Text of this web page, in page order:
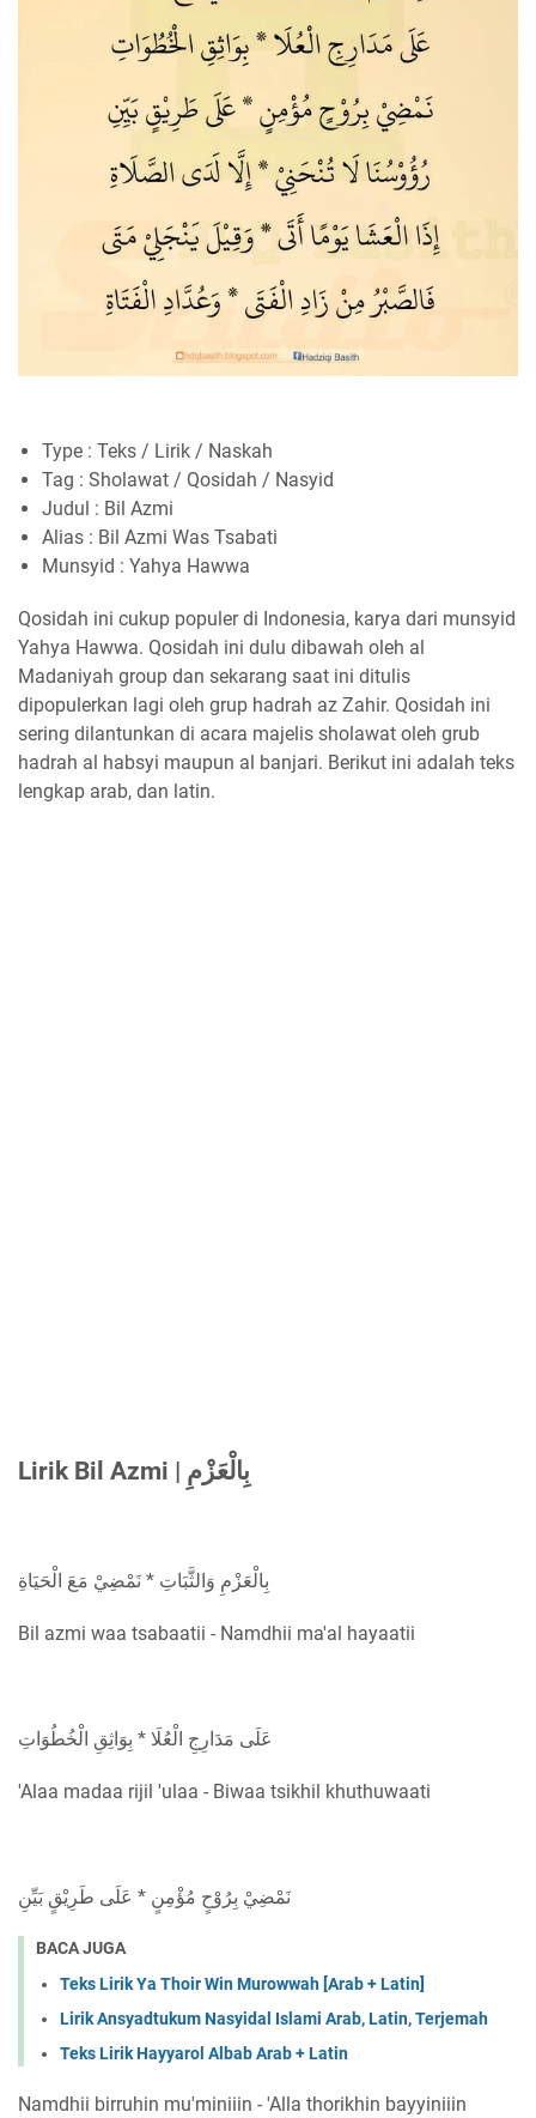
Type : Teks / Lirik / Naskah
Tag : Sholawat / Qosidah / Nasyid
Judul : Bil Azmi
Alias : Bil Azmi Was Tsabati
Munsyid : Yahya Hawwa
Qosidah ini cukup populer di Indonesia, karya dari munsyid
Yahya Hawwa. Qosidah ini dulu dibawah oleh al
Madaniyah group dan sekarang saat ini ditulis
dipopulerkan lagi oleh grup hadrah az Zahir. Qosidah ini
sering dilantunkan di acara majelis sholawat oleh grub
hadrah al habsyi maupun al banjari. Berikut ini adalah teks
lengkap arab, dan latin.
Lirik Bil Azmi | بِالْعَزْمِ
بِالْعَزْمِ وَالثَّبَاتِ * نَمْضِيْ مَعَ الْحَيَاةِ
Bil azmi waa tsabaatii - Namdhii ma'al hayaatii
عَلَى مَدَارِجِ الْعُلَا * بِوَاثِقِ الْخُطُوَاتِ
'Alaa madaa rijil 'ulaa - Biwaa tsikhil khuthuwaati
نَمْضِيْ بِرُوْحٍ مُؤْمِنٍ * عَلَى طَرِيْقٍ بَيِّنِ
BACA JUGA
Teks Lirik Ya Thoir Win Murowwah [Arab + Latin]
Lirik Ansyadtukum Nasyidal Islami Arab, Latin, Terjemah
Teks Lirik Hayyarol Albab Arab + Latin
Namdhii birruhin mu'miniiin - 'Alla thorikhin bayyiniiin